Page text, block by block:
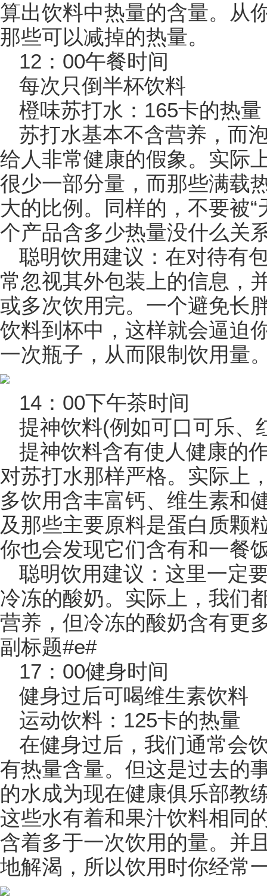
算出饮料中热量的含量。从
那些可以减掉的热量。
12：00午餐时间
每次只倒半杯饮料
橙味苏打水：165卡的热量
苏打水基本不含营养，而
给人非常健康的假象。实际
很少一部分量，而那些满载
大的比例。同样的，不要被
个产品含多少热量没什么关
聪明饮用建议：在对待有
常忽视其外包装上的信息，
或多次饮用完。一个避免长
饮料到杯中，这样就会逼迫
一次瓶子，从而限制饮用量
14：00下午茶时间
提神饮料(例如可口可乐、
提神饮料含有使人健康的
对苏打水那样严格。实际上
多饮用含丰富钙、维生素和
及那些主要原料是蛋白质颗
你也会发现它们含有和一餐
聪明饮用建议：这里一定
冷冻的酸奶。实际上，我们
营养，但冷冻的酸奶含有更
副标题#e#
17：00健身时间
健身过后可喝维生素饮料
运动饮料：125卡的热量
在健身过后，我们通常会
有热量含量。但这是过去的
的水成为现在健康俱乐部教
这些水有着和果汁饮料相同
含着多于一次饮用的量。并
地解渴，所以饮用时你经常